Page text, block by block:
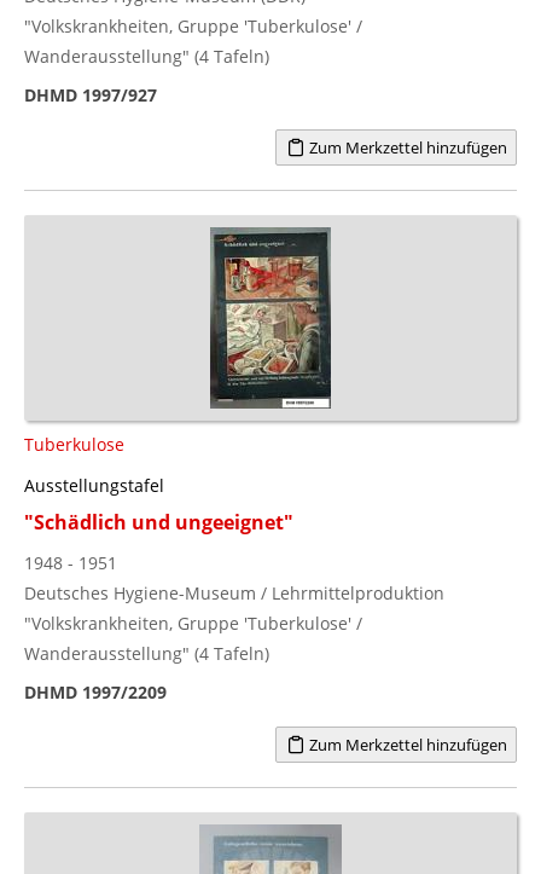
"Volkskrankheiten, Gruppe 'Tuberkulose' /
Wanderausstellung" (4 Tafeln)
DHMD 1997/927
Zum Merkzettel hinzufügen
Tuberkulose
Ausstellungstafel
"Schädlich und ungeeignet"
1948 - 1951
Deutsches Hygiene-Museum / Lehrmittelproduktion
"Volkskrankheiten, Gruppe 'Tuberkulose' /
Wanderausstellung" (4 Tafeln)
DHMD 1997/2209
Zum Merkzettel hinzufügen